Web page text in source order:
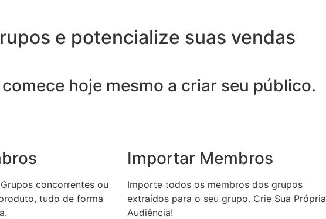
e potencialize suas vendas
hoje mesmo a criar seu público.
concorrentes ou
tudo de forma
Importar Membros
Importe todos os membros dos grupos
extraídos para o seu grupo. Crie Sua Própria
Audiência!